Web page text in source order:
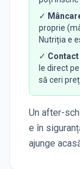
✓
proprie
Nutriția e
✓
le direct pe
să ceri
Un after-
e în
ajunge